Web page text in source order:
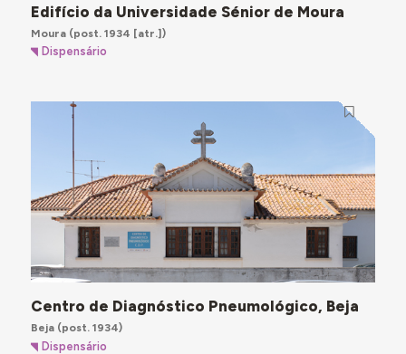
Edifício da Universidade Sénior de Moura
Moura(post. 1934 [atr.])
Dispensário
Centro de Diagnóstico Pneumológico, Beja
Beja(post. 1934)
Dispensário